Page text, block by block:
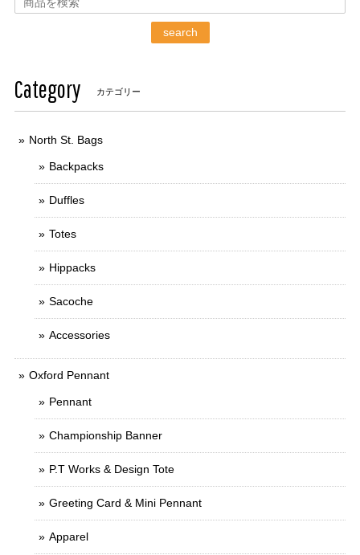
search
Category カテゴリー
North St. Bags
Backpacks
Duffles
Totes
Hippacks
Sacoche
Accessories
Oxford Pennant
Pennant
Championship Banner
P.T Works & Design Tote
Greeting Card & Mini Pennant
Apparel